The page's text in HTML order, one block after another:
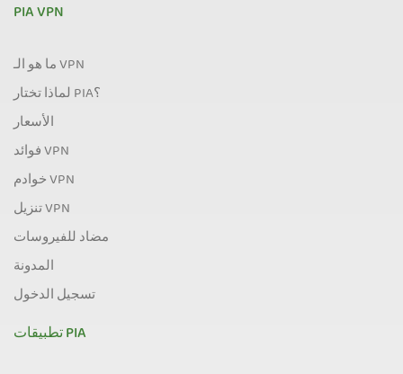
PIA VPN
ما هو الـ VPN
لماذا تختار PIA؟
الأسعار
فوائد VPN
خوادم VPN
تنزيل VPN
مضاد للفيروسات
المدونة
تسجيل الدخول
تطبيقات PIA